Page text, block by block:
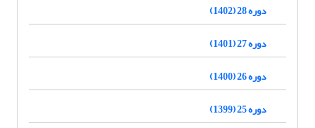
دوره 28 (1402)
دوره 27 (1401)
دوره 26 (1400)
دوره 25 (1399)